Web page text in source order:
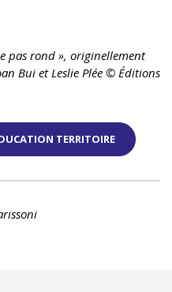
pas rond », originellement
Bui et Leslie Plée © Éditions
TERRITOIRE